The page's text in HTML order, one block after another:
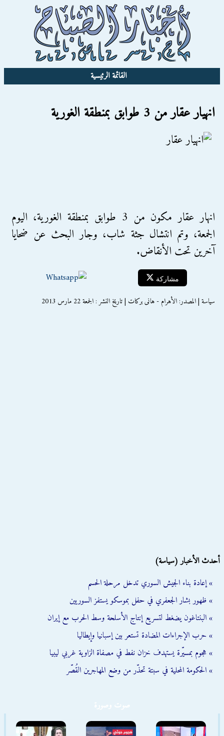
القائمة الرئيسية
انهيار عقار من 3 طوابق بمنطقة الغورية
انهار عقار مكون من 3 طوابق بمنطقة الغورية، اليوم
الجمعة، وتم انتشال جثة شاب، وجار البحث عن ضحايا
آخرين تحت الأنقاض.
مشاركة
سياسة | المصدر: الأهرام - هانى بركات | تاريخ النشر : الجمعة 22 مارس 2013
أحدث الأخبار (سياسة)
» إعادة بناء الجيش السوري تدخل مرحلة الحسم
» ظهور بشار الجعفري في حفل بموسكو يستفز السوريين
» البنتاغون يضغط لتسريع إنتاج الأسلحة وسط الحرب مع إيران
» حرب الإجراءات المضادة تستعر بين إسبانيا وإيطاليا
» هجوم بمسيّرة يستهدف خزان نفط في مصفاة الزاوية غربي ليبيا
» الحكومة المحلية في سبتة تحذّر من وضع المهاجرين القُصّر